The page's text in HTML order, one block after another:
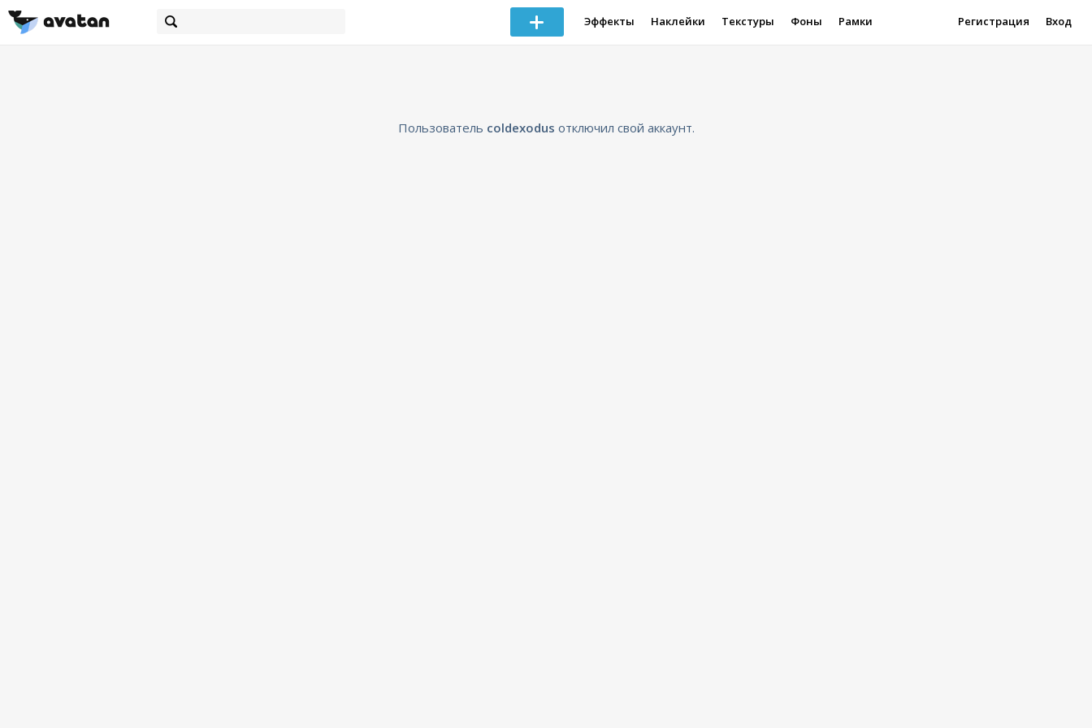
Эффекты Наклейки Текстуры Фоны Рамки Регистрация Вход
Пользователь coldexodus отключил свой аккаунт.